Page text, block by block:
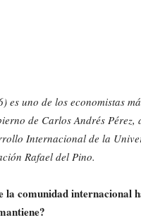
es uno de los economistas
de Carlos Andrés Pérez,
Internacional de la
Rafael del Pino.
la comunidad internacional